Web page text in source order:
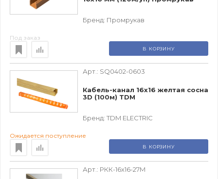
Бренд: Промрукав
Под заказ
В КОРЗИНУ
Арт.: SQ0402-0603
Кабель-канал 16х16 желтая сосна
3D (100м) TDM
Бренд: TDM ЕLECTRIC
Ожидается поступление
В КОРЗИНУ
Арт.: РКК-16х16-27М